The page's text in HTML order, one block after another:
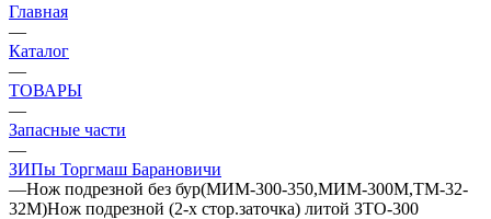
Главная
—
Каталог
—
ТОВАРЫ
—
Запасные части
—
ЗИПы Торгмаш Барановичи
—Нож подрезной без бур(МИМ-300-350,МИМ-300М,ТМ-32-
32М)Нож подрезной (2-х стор.заточка) литой ЗТО-300